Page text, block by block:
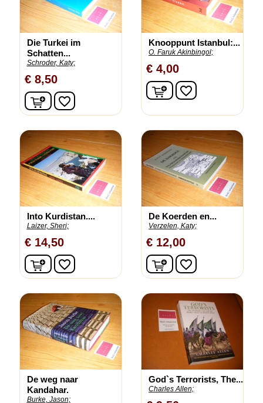
Die Turkei im
Schatten...
Schroder, Katy;
€ 8,50
In winkelwagen
favorite_border
Knooppunt Istanbul:...
O. Faruk Akinbingol;
€ 4,00
In winkelwagen
favorite_border
Into Kurdistan....
Laizer, Sheri;
€ 14,50
In winkelwagen
favorite_border
De Koerden en...
Verzelen, Katy;
€ 12,00
In winkelwagen
favorite_border
De weg naar
Kandahar.
Burke, Jason;
God`s Terrorists, The...
Charles Allen;